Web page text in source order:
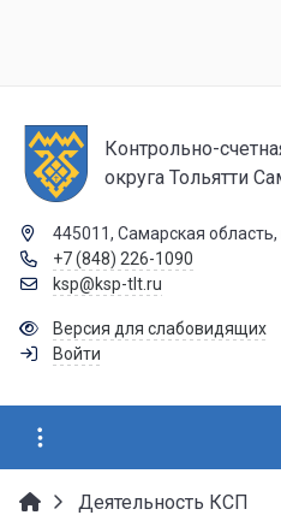
Контрольно-
округа Тольятти
445011, Самарская
+7 (848) 226-1090
ksp@ksp-tlt.ru
Версия для слабовидящих
Войти
Деятельность КСП